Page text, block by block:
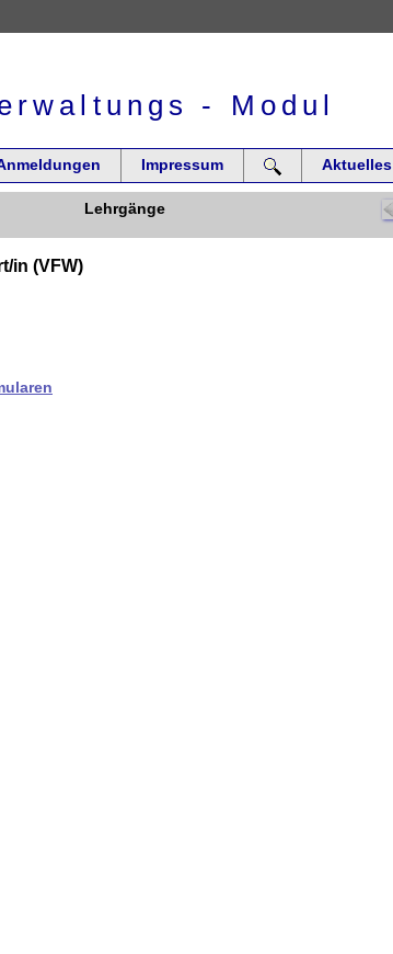
- Modul
Impressum Aktuelles
Lehrgänge
in (VFW)